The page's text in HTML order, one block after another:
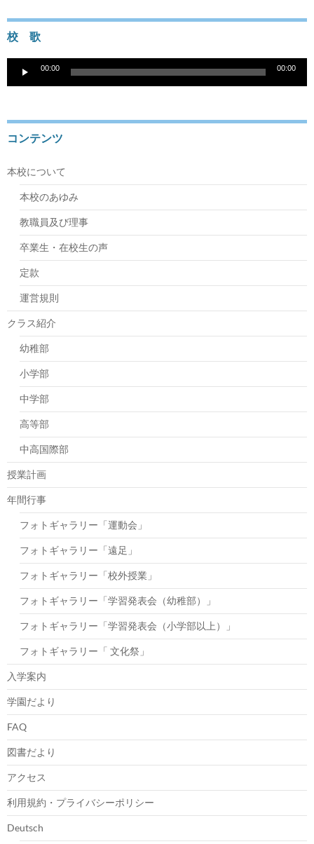
校 歌
プ
ヤ
ー
00:00 00:00
コンテンツ
本校について
本校のあゆみ
教職員及び理事
卒業生・在校生の声
定款
運営規則
クラス紹介
幼稚部
小学部
中学部
高等部
中高国際部
授業計画
年間行事
フォトギャラリー「運動会」
フォトギャラリー「遠足」
フォトギャラリー「校外授業」
フォトギャラリー「学習発表会（幼稚部）」
フォトギャラリー「学習発表会（小学部以上）」
フォトギャラリー「 文化祭」
入学案内
学園だより
FAQ
図書だより
アクセス
利用規約・プライバシーポリシー
Deutsch